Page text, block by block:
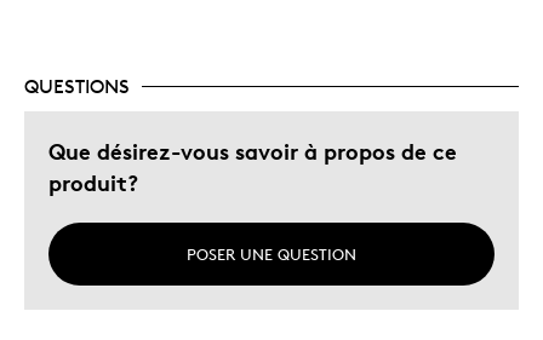
Décrivez-vous
Chasseur d'aubaines, Guidé par la
QUESTIONS
Que désirez-vous savoir à propos de ce
produit?
POSER UNE QUESTION